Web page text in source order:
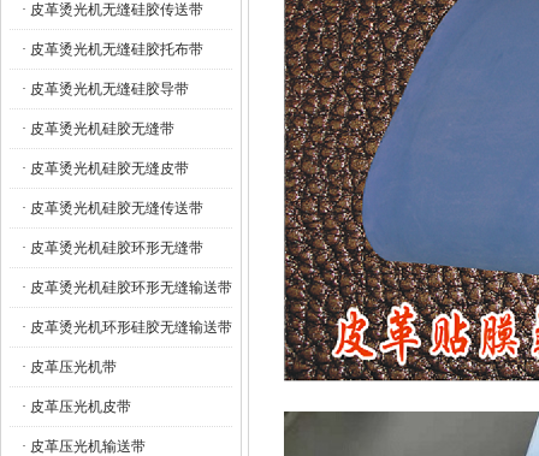
· 皮革烫光机无缝硅胶传送带
· 皮革烫光机无缝硅胶托布带
· 皮革烫光机无缝硅胶导带
· 皮革烫光机硅胶无缝带
· 皮革烫光机硅胶无缝皮带
· 皮革烫光机硅胶无缝传送带
· 皮革烫光机硅胶环形无缝带
· 皮革烫光机硅胶环形无缝输送带
· 皮革烫光机环形硅胶无缝输送带
· 皮革压光机带
· 皮革压光机皮带
· 皮革压光机输送带